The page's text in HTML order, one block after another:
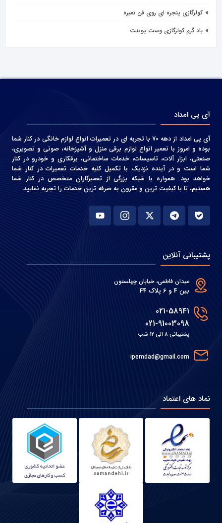
کولرگازی پنجره ای روی فن نمیره
باد گرم کولرگازی وست پوینت
آی پی امداد
آی پی امداد از دهه 70 با تجربه ای در تعمیرات انواع لوازم خانگی در کنار شما
بوده و امروز با تعمیر انواع لوازم برقی منزل و آشپزخانه، صوتی و‌ تصویری،
صنعتی، ابزار آلات، تاسیسات، خدمات ساختمانی، برقکاری و خودرو در کنار
شما است و در آینده نزدیک با تکمیل کلیه خدمات تعمیرات در کنار شما
خواهد بود. همواره با شبکه بزرگی از تعمیرکاران متخصص در کنار شما
هستیم، تا با کیفیت ترین و مقرون به صرفه ترین خدمات را تجربه نمایید.
پشتیبانی آنلاین
میدان فاطمی، خیابان چهلستون
بین 4 و 6 پلاک 44
021-58941
021-91003098
پشتیبانی 8 الی 12 شب
ipemdad@gmail.com
نماد های اعتماد